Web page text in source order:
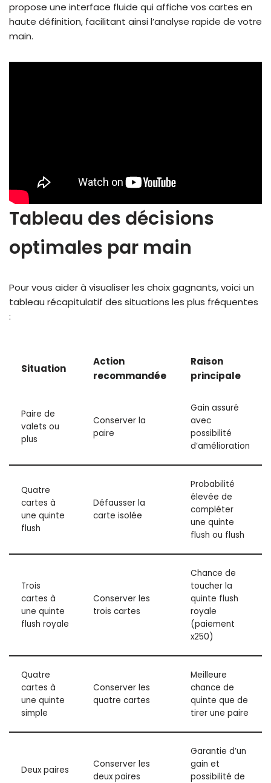
propose une interface fluide qui affiche vos cartes en
haute définition, facilitant ainsi l’analyse rapide de votre
main.
Tableau des décisions
optimales par main
Pour vous aider à visualiser les choix gagnants, voici un
tableau récapitulatif des situations les plus fréquentes
:
Situation
Action
recommandée
Raison
principale
Paire de
valets ou
plus
Conserver la
paire
Gain assuré
avec
possibilité
d’amélioration
Quatre
cartes à
une quinte
flush
Défausser la
carte isolée
Probabilité
élevée de
compléter
une quinte
flush ou flush
Trois
cartes à
une quinte
flush royale
Conserver les
trois cartes
Chance de
toucher la
quinte flush
royale
(paiement
x250)
Quatre
cartes à
une quinte
simple
Conserver les
quatre cartes
Meilleure
chance de
quinte que de
tirer une paire
Deux paires
Conserver les
deux paires
Garantie d’un
gain et
possibilité de